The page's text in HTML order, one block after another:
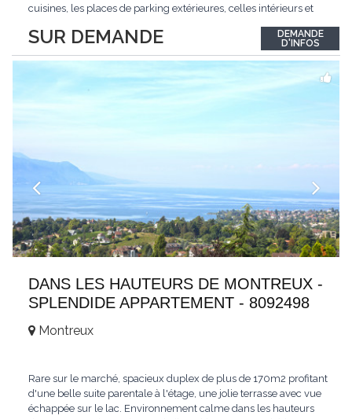
SUR DEMANDE
cuisines, les places de parking extérieures, celles intérieurs et
opportunité exclusive avec un rendement intéressant. Plus
d'informations...
DEMANDE
D'INFOS
DANS LES HAUTEURS DE MONTREUX -
SPLENDIDE APPARTEMENT - 8092498
Montreux
Rare sur le marché, spacieux duplex de plus de 170m2 profitant
d'une belle suite parentale à l'étage, une jolie terrasse avec vue
échappée sur le lac. Environnement calme dans les hauteurs